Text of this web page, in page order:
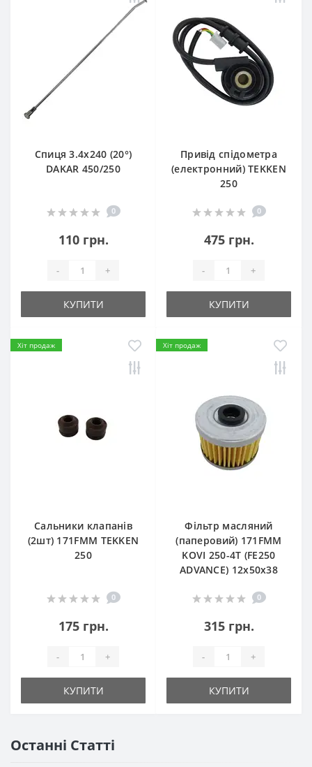
Спиця 3.4х240 (20°)
DAKAR 450/250
0
110 грн.
- +
КУПИТИ
Привід спідометра
(електронний) TEKKEN
250
0
475 грн.
- +
КУПИТИ
Хіт продаж
Сальники клапанів
(2шт) 171FMM TEKKEN
250
0
175 грн.
- +
КУПИТИ
Хіт продаж
Фільтр масляний
(паперовий) 171FMM
KOVI 250-4T (FE250
ADVANCE) 12х50х38
0
315 грн.
- +
КУПИТИ
Останні Статті